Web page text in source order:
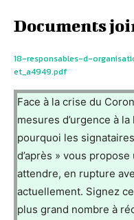
Documents
18-responsables-d-
et_a4949.pdf
Face à la crise du
mesures d’urgence à
pourquoi les
d’après » vous
attendre, en rupture
actuellement. Signez
plus grand nombre à